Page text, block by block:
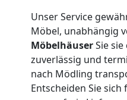
Unser Service
Möbel, unabhängig
MöbelhäuserSie
zuverlässig und
nach Mödling
Entscheiden Sie